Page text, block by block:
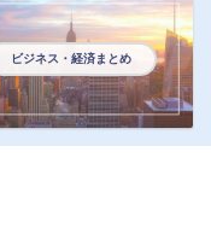
ビジネス・経済まとめ